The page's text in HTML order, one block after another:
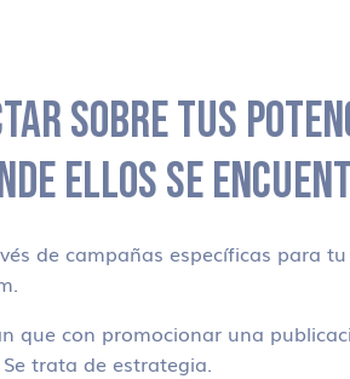
SOBRE TUS
ELLOS SE
de campañas específicas para
que con promocionar una
trata de estrategia.